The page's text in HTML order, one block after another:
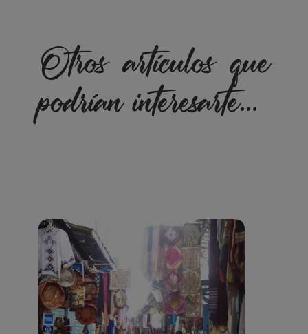
Otros artículos que
podrían interesarte...